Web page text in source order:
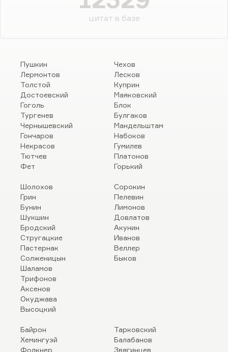
цитат в базе
Пушкин
Лермонтов
Толстой
Достоевский
Гоголь
Тургенев
Чернышевский
Гончаров
Некрасов
Тютчев
Фет
Чехов
Лесков
Куприн
Маяковский
Блок
Булгаков
Мандельштам
Набоков
Гумилев
Платонов
Горький
Шолохов
Грин
Бунин
Шукшин
Бродский
Стругацкие
Пастернак
Солженицын
Шаламов
Трифонов
Аксенов
Окуджава
Высоцкий
Сорокин
Пелевин
Лимонов
Довлатов
Акунин
Иванов
Веллер
Быков
Байрон
Хемингуэй
Фолкнер
Тарковский
Балабанов
Звягинцев